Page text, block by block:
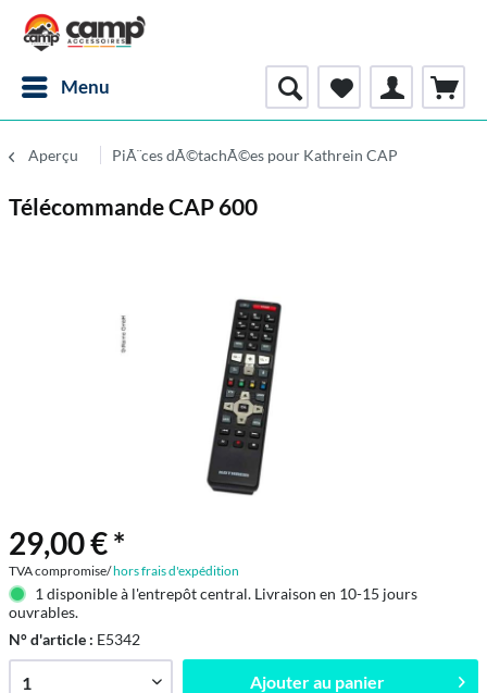
Menu
Aperçu PiÃ¨ces dÃ©tachÃ©es pour Kathrein CAP
Télécommande CAP 600
29,00 € *
TVA compromise/hors frais d'expédition
1 disponible à l'entrepôt central. Livraison en 10-15 jours
ouvrables.
N° d'article : E5342
Ajouter au panier